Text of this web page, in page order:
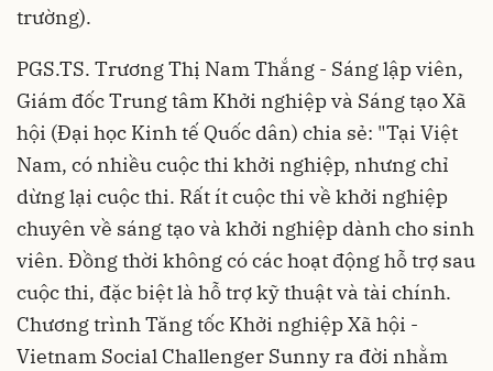
trường).
PGS.TS. Trương Thị Nam Thắng - Sáng lập viên,
Giám đốc Trung tâm Khởi nghiệp và Sáng tạo Xã
hội (Đại học Kinh tế Quốc dân) chia sẻ: "Tại Việt
Nam, có nhiều cuộc thi khởi nghiệp, nhưng chỉ
dừng lại cuộc thi. Rất ít cuộc thi về khởi nghiệp
chuyên về sáng tạo và khởi nghiệp dành cho sinh
viên. Đồng thời không có các hoạt động hỗ trợ sau
cuộc thi, đặc biệt là hỗ trợ kỹ thuật và tài chính.
Chương trình Tăng tốc Khởi nghiệp Xã hội -
Vietnam Social Challenger Sunny ra đời nhằm